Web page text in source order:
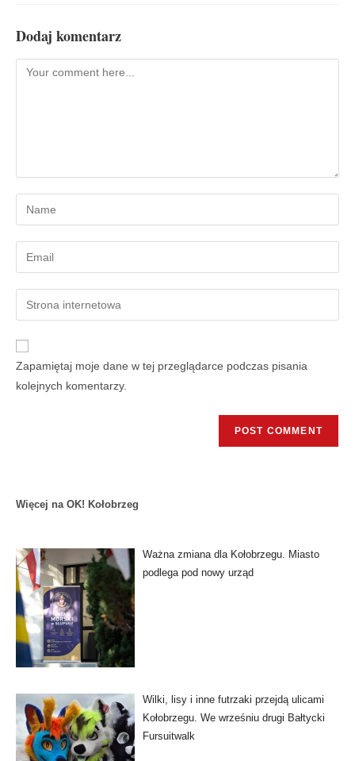
Dodaj komentarz
Zapamiętaj moje dane w tej przeglądarce podczas pisania
kolejnych komentarzy.
Więcej na OK! Kołobrzeg
Ważna zmiana dla Kołobrzegu. Miasto
podlega pod nowy urząd
Wilki, lisy i inne futrzaki przejdą ulicami
Kołobrzegu. We wrześniu drugi Bałtycki
Fursuitwalk